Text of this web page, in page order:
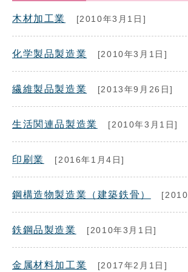
木材加工業 [2010年3月1日]
化学製品製造業 [2010年3月1日]
繊維製品製造業 [2013年9月26日]
生活関連品製造業 [2010年3月1日]
印刷業 [2016年1月4日]
鋼構造物製造業（建築鉄骨）
鉄鋼品製造業 [2010年3月1日]
金属材料加工業 [2017年2月1日]